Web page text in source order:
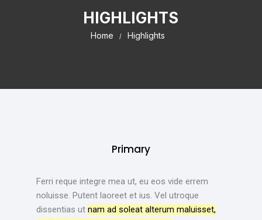
HIGHLIGHTS
Home Highlights
Primary
Ferri reque integre mea ut, eu eos vide errem
noluisse. Putent laoreet et ius. Vel utroque
dissentias utnam ad soleat alterum maluisset,